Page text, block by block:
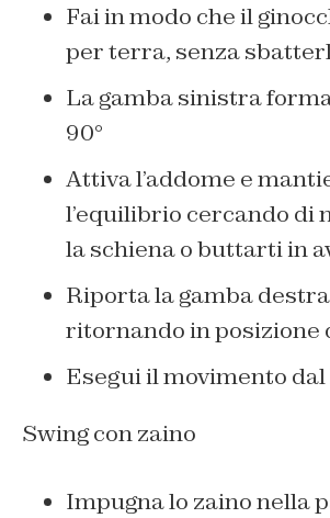
Fai in modo che il
per terra, senza
La gamba sinistra
90°
Attiva l’addome e
l’equilibrio cercando di
la schiena o buttarti in
Riporta la gamba
ritornando in posizione
Esegui il movimento
Swing con zaino
Impugna lo zaino nella